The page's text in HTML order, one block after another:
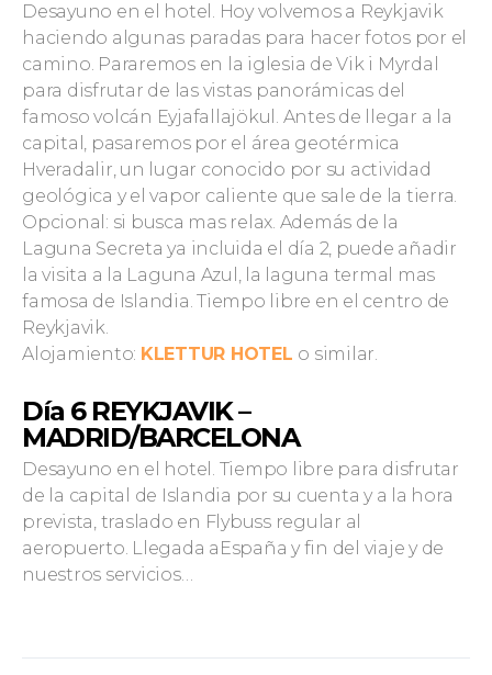
Desayuno en el hotel. Hoy volvemos a Reykjavik
haciendo algunas paradas para hacer fotos por el
camino. Pararemos en la iglesia de Vik i Myrdal
para disfrutar de las vistas panorámicas del
famoso volcán Eyjafallajökul. Antes de llegar a la
capital, pasaremos por el área geotérmica
Hveradalir, un lugar conocido por su actividad
geológica y el vapor caliente que sale de la tierra.
Opcional: si busca mas relax. Además de la
Laguna Secreta ya incluida el día 2, puede añadir
la visita a la Laguna Azul, la laguna termal mas
famosa de Islandia. Tiempo libre en el centro de
Reykjavik.
Alojamiento: KLETTUR HOTEL o similar.
Día 6 REYKJAVIK –
MADRID/BARCELONA
Desayuno en el hotel. Tiempo libre para disfrutar
de la capital de Islandia por su cuenta y a la hora
prevista, traslado en Flybuss regular al
aeropuerto. Llegada aEspaña y fin del viaje y de
nuestros servicios…